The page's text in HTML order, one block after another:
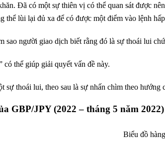
Đã có một sự thiên vị có thể quan sát được
thể lùi lại đủ xa để có được một điểm vào lệnh
sao người giao dịch biết rằng đó là sự thoái lui
có thể giúp giải quyết vấn đề này.
sự thoái lui, theo sau là sự nhấn chìm theo
GBP/JPY (2022 – tháng 5 năm 2022)
Biểu đồ